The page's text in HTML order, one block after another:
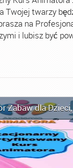
Twojej twarzy
na
i lubisz być
Zabaw dla Dzieci